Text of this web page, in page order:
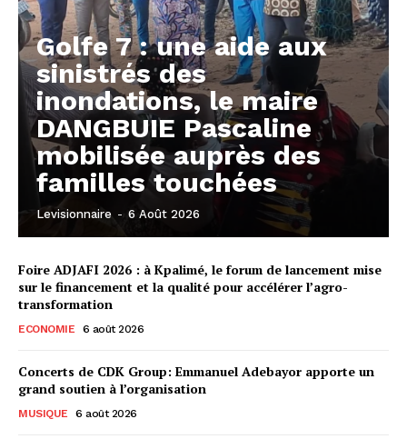
Golfe 7 : une aide aux
sinistrés des
inondations, le maire
DANGBUIE Pascaline
mobilisée auprès des
familles touchées
Levisionnaire - 6 Août 2026
Foire ADJAFI 2026 : à Kpalimé, le forum de lancement mise
sur le financement et la qualité pour accélérer l’agro-
transformation
ECONOMIE 6 août 2026
Concerts de CDK Group: Emmanuel Adebayor apporte un
grand soutien à l’organisation
MUSIQUE 6 août 2026